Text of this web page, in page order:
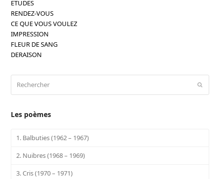
ETUDES
RENDEZ-VOUS
CE QUE VOUS VOULEZ
IMPRESSION
FLEUR DE SANG
DERAISON
Les poèmes
1. Balbuties (1962 – 1967)
2. Nuibres (1968 – 1969)
3. Cris (1970 – 1971)